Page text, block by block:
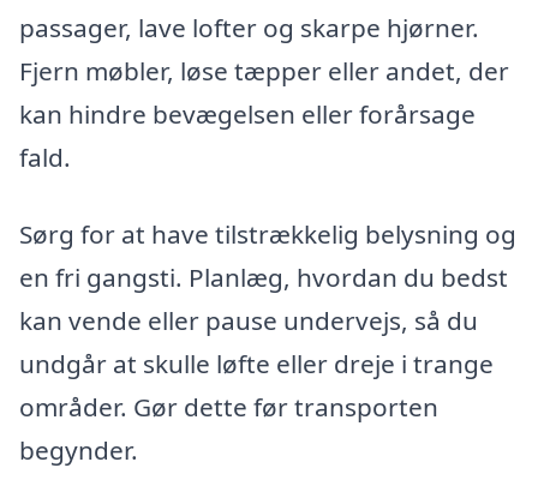
passager, lave lofter og skarpe hjørner.
Fjern møbler, løse tæpper eller andet, der
kan hindre bevægelsen eller forårsage
fald.
Sørg for at have tilstrækkelig belysning og
en fri gangsti. Planlæg, hvordan du bedst
kan vende eller pause undervejs, så du
undgår at skulle løfte eller dreje i trange
områder. Gør dette før transporten
begynder.